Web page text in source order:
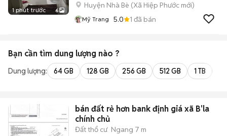
1 phút trước 6
Huyện Nhà Bè (Xã Hiệp Phước mới)
Mỹ Trang 5.0 1 đã bán
Bạn cần tìm dung lượng nào ?
Dung lượng: 64 GB 128 GB 256 GB 512 GB 1 TB
bán đất rẻ hơn bank định giá xã B'la
chính chủ
Đất thổ cư Ngang 7 m